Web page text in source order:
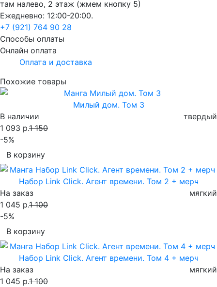
там налево, 2 этаж (жмем кнопку 5)
Ежедневно: 12:00-20:00.
+7 (921) 764 90 28
Способы оплаты
Онлайн оплата
Оплата и доставка
Похожие товары
Милый дом. Том 3
В наличии
твердый
1 093 р.1 150
-5%
В корзину
Набор Link Click. Агент времени. Том 2 + мерч
На заказ
мягкий
1 045 р.1 100
-5%
В корзину
Набор Link Click. Агент времени. Том 4 + мерч
На заказ
мягкий
1 045 р.1 100